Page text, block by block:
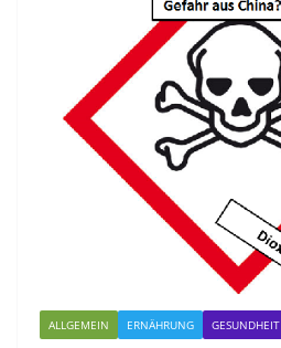
ALLGEMEIN ERNÄHRUNG GESUNDHEIT